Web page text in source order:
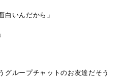
白いんだから」
グループチャットのお友達だそう